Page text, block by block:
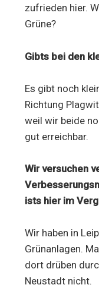
zufrieden hier.
Grüne?
Gibts bei den
Es gibt noch
Richtung
weil wir beide
gut erreichbar.
Wir versuchen
ists hier im
Wir haben in
Grünanlagen.
dort drüben
Neustadt nicht.